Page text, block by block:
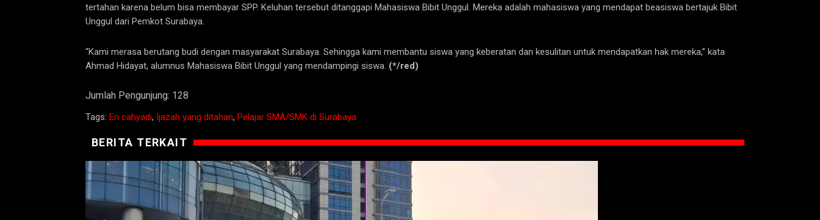
tertahan karena belum bisa membayar SPP. Keluhan tersebut ditanggapi Mahasiswa Bibit Unggul. Mereka adalah mahasiswa yang mendapat beasiswa bertajuk Bibit
Unggul dari Pemkot Surabaya.
“Kami merasa berutang budi dengan masyarakat Surabaya. Sehingga kami membantu siswa yang keberatan dan kesulitan untuk mendapatkan hak mereka,” kata
Ahmad Hidayat, alumnus Mahasiswa Bibit Unggul yang mendampingi siswa. (*/red)
Jumlah Pengunjung: 128
Tags: Eri cahyadi, Ijazah yang ditahan, Pelajar SMA/SMK di Surabaya
BERITA TERKAIT